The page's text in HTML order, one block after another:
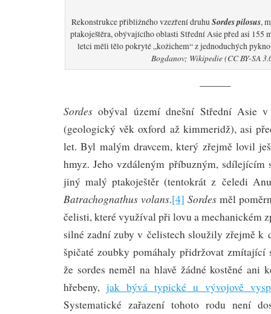
Rekonstrukce přibližného vzezření druhu Sordes pilosus,
ptakoještěra, obývajícího oblasti Střední Asie před asi
letci měli tělo pokryté „kožichem“ z jednoduchých
Bogdanov; Wikipedie (CC BY-SA
———
Sordesobýval území dnešní Střední Asie
(geologický věk oxford až kimmeridž), asi
let. Byl malým dravcem, který zřejmě lovil
hmyz. Jeho vzdáleným příbuzným, sdílejícím
jiný malý ptakoještěr (tentokrát z čeledi
Batrachognathus volans.[4] Sordesměl
čelisti, které využíval při lovu a mechanickém
silné zadní zuby v čelistech sloužily zřejmě k
špičaté zoubky pomáhaly přidržovat zmítající
že sordes neměl na hlavě žádné kostěné ani
hřebeny,jak bývá typické u vývojově
Systematické zařazení tohoto rodu není